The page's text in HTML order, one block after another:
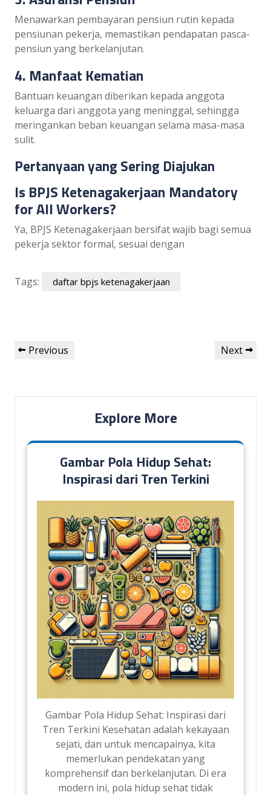
Menawarkan pembayaran pensiun rutin kepada
pensiunan pekerja, memastikan pendapatan pasca-
pensiun yang berkelanjutan.
4. Manfaat Kematian
Bantuan keuangan diberikan kepada anggota
keluarga dari anggota yang meninggal, sehingga
meringankan beban keuangan selama masa-masa
sulit.
Pertanyaan yang Sering Diajukan
Is BPJS Ketenagakerjaan Mandatory
for All Workers?
Ya, BPJS Ketenagakerjaan bersifat wajib bagi semua
pekerja sektor formal, sesuai dengan
Tags: daftar bpjs ketenagakerjaan
Post
navigation
Previous
Previous
Next
Next
Explore More
Gambar Pola Hidup Sehat:
Inspirasi dari Tren Terkini
Gambar Pola Hidup Sehat: Inspirasi dari
Tren Terkini Kesehatan adalah kekayaan
sejati, dan untuk mencapainya, kita
memerlukan pendekatan yang
komprehensif dan berkelanjutan. Di era
modern ini, pola hidup sehat tidak